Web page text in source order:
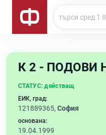
К 2 - ПОДОВИ
СТАТУС: действащ
ЕИК, град:
121889365, София
основана:
19.04.1999